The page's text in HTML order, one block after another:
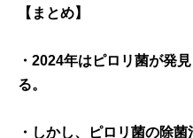
【まとめ】
・2024年はピロリ菌が発
る。
・しかし、ピロリ菌の除